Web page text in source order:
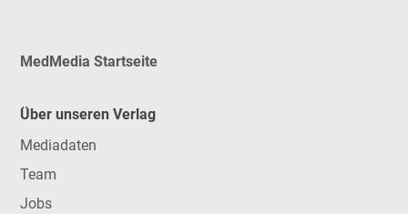
MedMedia Startseite
Über unseren Verlag
Mediadaten
Team
Jobs